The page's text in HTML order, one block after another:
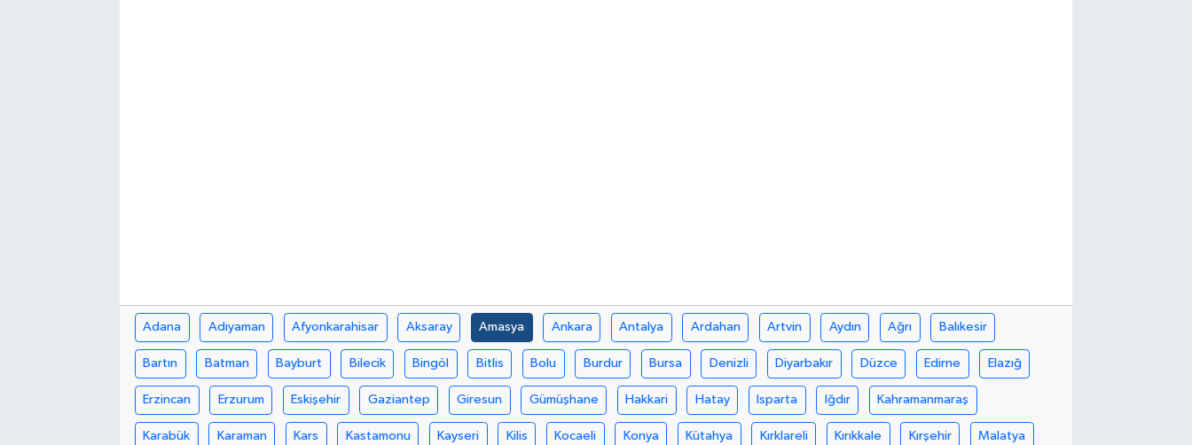
Adana Adıyaman Afyonkarahisar Aksaray Amasya Ankara Antalya Ardahan Artvin Aydın Ağrı Balıkesir
Bartın Batman Bayburt Bilecik Bingöl Bitlis Bolu Burdur Bursa Denizli Diyarbakır Düzce Edirne Elazığ
Erzincan Erzurum Eskişehir Gaziantep Giresun Gümüşhane Hakkari Hatay Isparta Iğdır Kahramanmaraş
Karabük Karaman Kars Kastamonu Kayseri Kilis Kocaeli Konya Kütahya Kırklareli Kırıkkale Kırşehir Malatya
2024 Seçim Sonuçları